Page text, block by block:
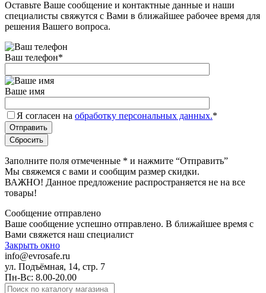
Оставьте Ваше сообщение и контактные данные и наши
специалисты свяжутся с Вами в ближайшее рабочее время для
решения Вашего вопроса.
Ваш телефон*
Ваше имя
Я согласен на обработку персональных данных.*
Заполните поля отмеченные * и нажмите “Отправить”
Мы свяжемся с вами и сообщим размер скидки.
ВАЖНО! Данное предложение распространяется не на все
товары!
Сообщение отправлено
Ваше сообщение успешно отправлено. В ближайшее время с
Вами свяжется наш специалист
Закрыть окно
info@evrosafe.ru
ул. Подъёмная, 14, стр. 7
Пн-Вс: 8.00-20.00